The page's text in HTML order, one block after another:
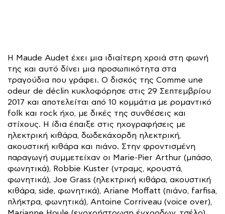
Η Maude Audet έχει μια ιδιαίτερη χροιά στη φωνή
της και αυτό δίνει μια προσωπικότητα στα
τραγούδια που γράφει. Ο δισκός της Comme une
odeur de déclin κυκλοφόρησε στις 29 Σεπτεμβρίου
2017 και αποτελείται από 10 κομμάτια με ρομαντικό
folk και rock ήχο, με δικές της συνθέσεις και
στίχους. Η ίδια έπαιξε στις ηχογραφήσεις με
ηλεκτρική κιθάρα, δωδεκάχορδη ηλεκτρική,
ακουστική κιθάρα και πιάνο. Στην φροντισμένη
παραγωγή συμμετείχαν οι Marie-Pier Arthur (μπάσο,
φωνητικά), Robbie Kuster (ντραμς, κρουστά,
φωνητικά), Joe Grass (ηλεκτρική κιθάρα, ακουστική
κιθάρα, side, φωνητικά), Ariane Moffatt (πιάνο, farfisa,
πλήκτρα, φωνητικά), Antoine Corriveau (voice over),